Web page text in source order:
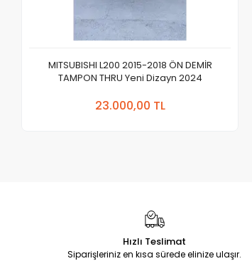
MITSUBISHI L200 2015-2018 ÖN DEMİR
TAMPON THRU Yeni Dizayn 2024
23.000,00 TL
Hızlı Teslimat
Siparişleriniz en kısa sürede elinize ulaşır.